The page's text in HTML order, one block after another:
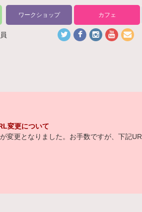
ワークショップ カフェ
変更について
変更となりました。お手数ですが、下記